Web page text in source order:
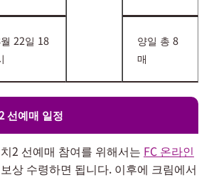
22일 18
양일 총 8
매
선예매 일정
2 선예매 참여를 위해서는 FC 온라인
상 수령하면 됩니다. 이후에 크림에서